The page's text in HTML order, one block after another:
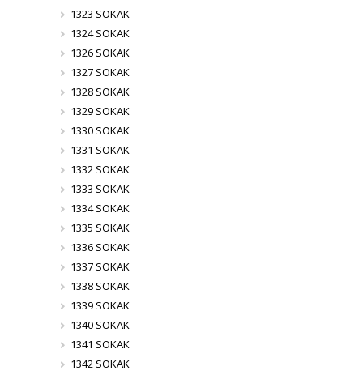
1323 SOKAK
1324 SOKAK
1326 SOKAK
1327 SOKAK
1328 SOKAK
1329 SOKAK
1330 SOKAK
1331 SOKAK
1332 SOKAK
1333 SOKAK
1334 SOKAK
1335 SOKAK
1336 SOKAK
1337 SOKAK
1338 SOKAK
1339 SOKAK
1340 SOKAK
1341 SOKAK
1342 SOKAK